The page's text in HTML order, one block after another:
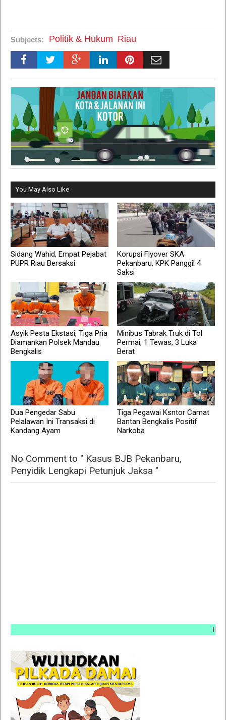
Subjects: Politik & Hukum Riau
You May Also Like
Sidang Wahid, Empat Pejabat
PUPR Riau Bersaksi
Korupsi Flyover SKA
Pekanbaru, KPK Panggil 4
Saksi
Asyik Pesta Ekstasi, Tiga Pria
Diamankan Polsek Mandau
Bengkalis
Minibus Tabrak Truk di Tol
Permai, 1 Tewas, 3 Luka
Berat
Dua Pengedar Sabu
Pelalawan Ini Transaksi di
Kandang Ayam
Tiga Pegawai Ksntor Camat
Bantan Bengkalis Positif
Narkoba
No Comment to " Kasus BJB Pekanbaru,
Penyidik Lengkapi Petunjuk Jaksa "